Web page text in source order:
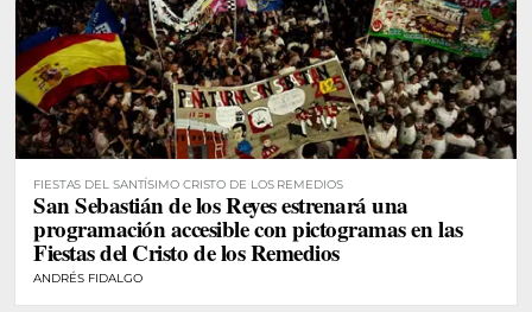
FIESTAS DEL SANTÍSIMO CRISTO DE LOS REMEDIOS
San Sebastián de los Reyes estrenará una
programación accesible con pictogramas en las
Fiestas del Cristo de los Remedios
ANDRÉS FIDALGO